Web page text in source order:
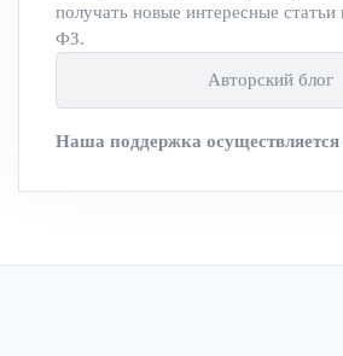
получать новые интересные
ФЗ.
Авторский блог
Наша поддержка осуществляется